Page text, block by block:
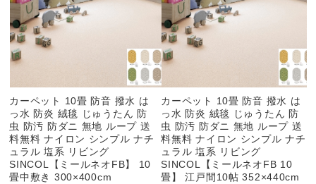
カーペット 10畳 防音 撥水 は
っ水 防炎 絨毯 じゅうたん 防
虫 防汚 防ダニ 無地 ループ 送
料無料 ナイロン シンプル ナチ
ュラル 塩系 リビング
SINCOL【ミールネオFB】 10
畳中敷き 300×400cm
カーペット 10畳 防音 撥水 は
っ水 防炎 絨毯 じゅうたん 防
虫 防汚 防ダニ 無地 ループ 送
料無料 ナイロン シンプル ナチ
ュラル 塩系 リビング
SINCOL【ミールネオFB 10
畳】 江戸間10帖 352×440cm